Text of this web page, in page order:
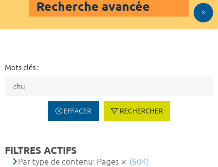
Recherche avancée
Mots-clés :
EFFACER RECHERCHER
FILTRES ACTIFS
Par type de contenu: Pages (604)